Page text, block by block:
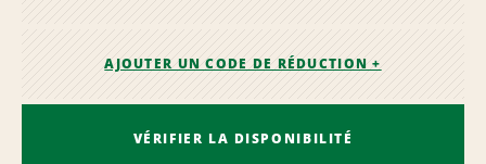
AJOUTER UN CODE DE RÉDUCTION +
VÉRIFIER LA DISPONIBILITÉ